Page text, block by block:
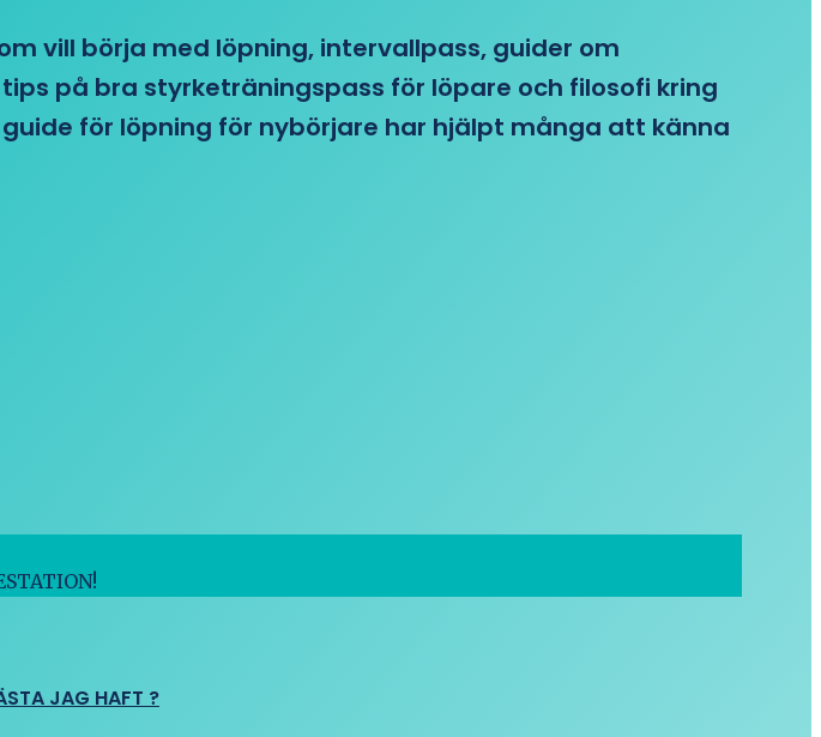
vill börja med löpning, intervallpass, guider om
på bra styrketräningspass för löpare och filosofi kring
för löpning för nybörjare har hjälpt många att känna
JAG HAFT ?